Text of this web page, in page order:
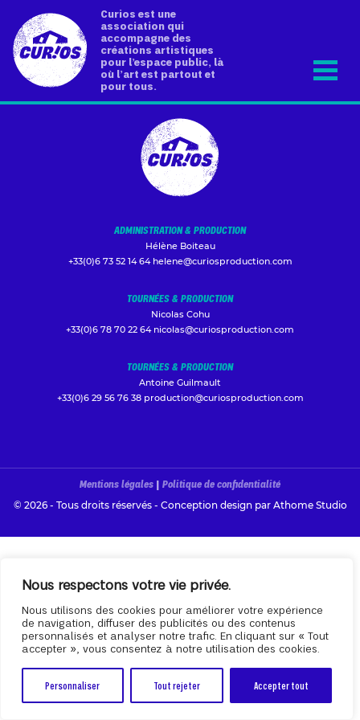
Nous respectons votre vie privée.
Nous utilisons des cookies pour améliorer votre expérience
de navigation, diffuser des publicités ou des contenus
personnalisés et analyser notre trafic. En cliquant sur « Tout
accepter », vous consentez à notre utilisation des cookies.
Personnaliser Tout rejeter Accepter tout
Curios est une
association qui
accompagne des
créations artistiques
pour l’espace public, là
où l’art est partout et
pour tous.
ADMINISTRATION & PRODUCTION
Hélène Boiteau
+33(0)6 73 52 14 64 helene@curiosproduction.com
TOURNÉES & PRODUCTION
Nicolas Cohu
+33(0)6 78 70 22 64 nicolas@curiosproduction.com
TOURNÉES & PRODUCTION
Antoine Guilmault
+33(0)6 29 56 76 38 production@curiosproduction.com
Mentions légales | Politique de confidentialité
© 2026 - Tous droits réservés - Conception design par Athome Studio